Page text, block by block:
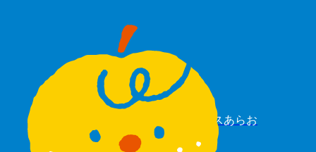
道の駅 ウェルネスあらお